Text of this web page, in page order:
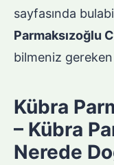
sayfasında
Parmaksızoğlu
bilmeniz
Kübra
– Kübra
Nerede